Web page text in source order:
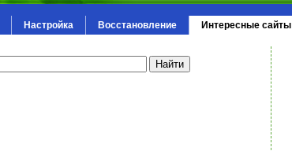
Настройка Восстановление Интересные сайты